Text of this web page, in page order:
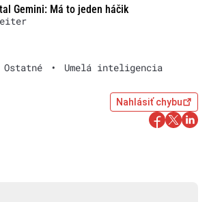
Gemini: Má to jeden háčik
Ostatné • Umelá inteligencia
Nahlásiť chybu